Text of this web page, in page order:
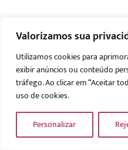
Valorizamos sua
Utilizamos cookies para
exibir anúncios ou conteúdo
tráfego. Ao clicar em “Aceitar
uso de cookies.
Personalizar